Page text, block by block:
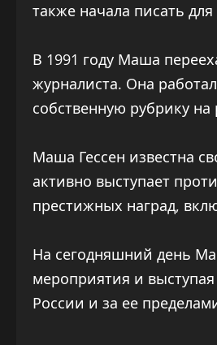
также начала писать
В 1991 году Маша
журналиста. Она
собственную рубрику на
Маша Гессен известна
активно выступает
престижных наград,
На сегодняшний день
мероприятия и
России и за ее